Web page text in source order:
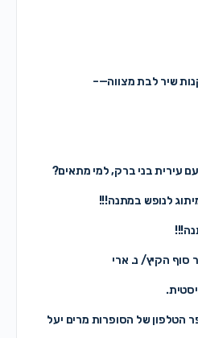
שיר לבת מצווה—–
עירית בני ברק, למי מתאים?
לנופש במתנה!!!
הקיץ/ נ. ארי
של הסופרות מרים יעל